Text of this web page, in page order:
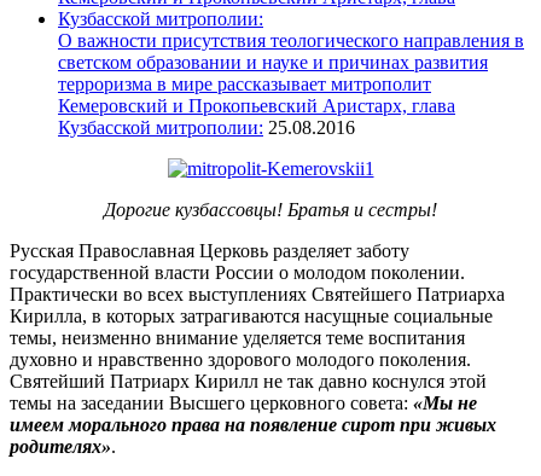
О важности присутствия теологического направления в
светском образовании и науке и причинах развития
терроризма в мире рассказывает митрополит
Кемеровский и Прокопьевский Аристарх, глава
Кузбасской митрополии: 25.08.2016
Дорогие кузбассовцы! Братья и сестры!
Русская Православная Церковь разделяет заботу
государственной власти России о молодом поколении.
Практически во всех выступлениях Святейшего Патриарха
Кирилла, в которых затрагиваются насущные социальные
темы, неизменно внимание уделяется теме воспитания
духовно и нравственно здорового молодого поколения.
Святейший Патриарх Кирилл не так давно коснулся этой
темы на заседании Высшего церковного совета: «Мы не
имеем морального права на появление сирот при живых
родителях».